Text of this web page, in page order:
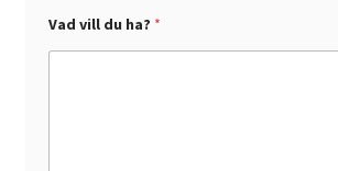
-Vad vill du ha? *